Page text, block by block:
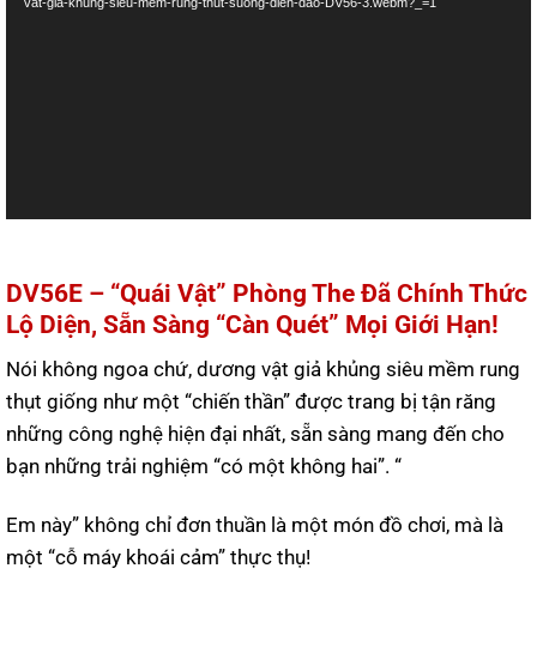
DV56E – “Quái Vật” Phòng The Đã Chính Thức
Lộ Diện, Sẵn Sàng “Càn Quét” Mọi Giới Hạn!
Nói không ngoa chứ, dương vật giả khủng siêu mềm rung
thụt giống như một “chiến thần” được trang bị tận răng
những công nghệ hiện đại nhất, sẵn sàng mang đến cho
bạn những trải nghiệm “có một không hai”. “
Em này” không chỉ đơn thuần là một món đồ chơi, mà là
một “cỗ máy khoái cảm” thực thụ!